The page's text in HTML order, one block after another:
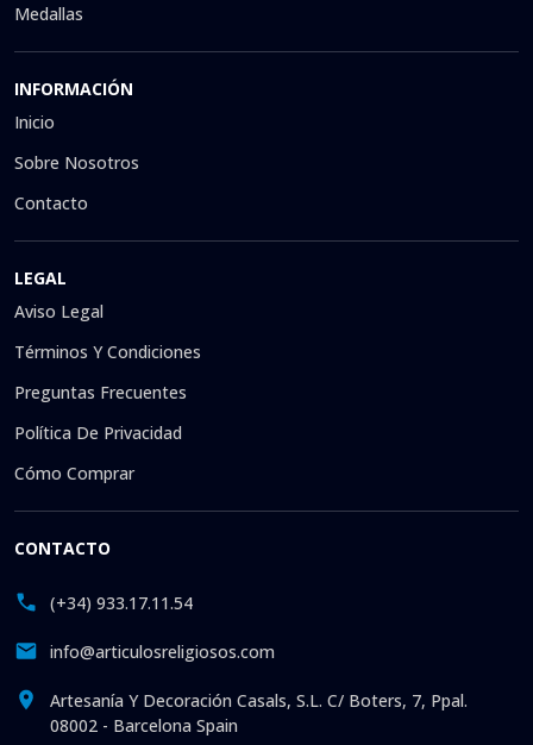
Medallas
INFORMACIÓN
Inicio
Sobre Nosotros
Contacto
LEGAL
Aviso Legal
Términos Y Condiciones
Preguntas Frecuentes
Política De Privacidad
Cómo Comprar
CONTACTO
(+34) 933.17.11.54
info@articulosreligiosos.com
Artesanía Y Decoración Casals, S.L. C/ Boters, 7, Ppal.
08002 - Barcelona Spain